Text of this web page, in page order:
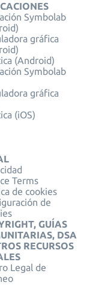
Symbolab
gráfica
(Android)
Symbolab
gráfica
(iOS)
Terms
de cookies
de
GUÍAS
DSA
RECURSOS
Legal de